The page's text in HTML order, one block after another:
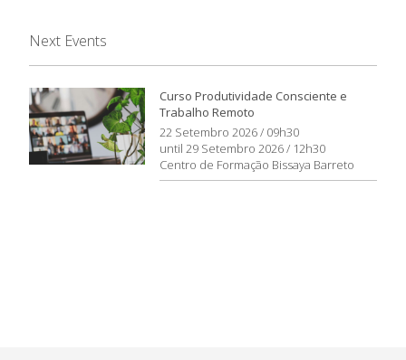
Next Events
Curso Produtividade Consciente e
Trabalho Remoto
22 Setembro 2026 / 09h30
until 29 Setembro 2026 / 12h30
Centro de Formação Bissaya Barreto